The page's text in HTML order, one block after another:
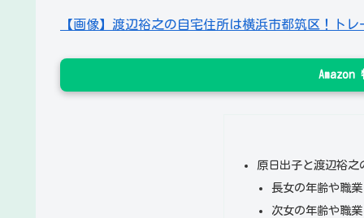
【画像】渡辺裕之の自宅住所は横浜市都筑区！ト
Amazon
原日出子と渡辺裕之
長女の年齢や職業
次女の年齢や職業